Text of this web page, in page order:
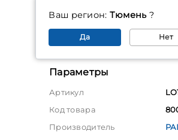
Ваш регион: Тюмень?
Да Нет
Клапан LO-1
РАЦИОНАЛ
Параметры
Артикул
Код товара
Производитель